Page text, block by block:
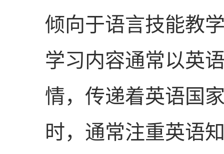
倾向于语言技能教
学习内容通常以英
情，传递着英语国
时，通常注重英语